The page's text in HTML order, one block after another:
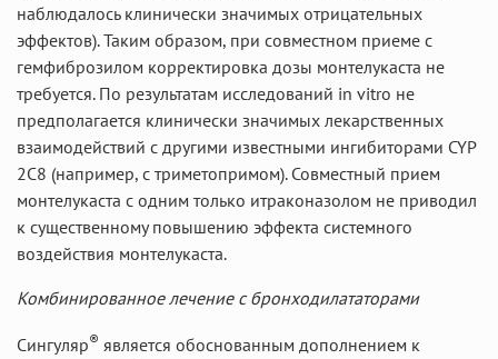
наблюдалось клинически значимых отрицательных
эффектов). Таким образом, при совместном приеме с
гемфиброзилом корректировка дозы монтелукаста не
требуется. По результатам исследований in vitro не
предполагается клинически значимых лекарственных
взаимодействий с другими известными ингибиторами CYP
2C8 (например, с триметопримом). Совместный прием
монтелукаста с одним только итраконазолом не приводил
к существенному повышению эффекта системного
воздействия монтелукаста.
Комбинированное лечение с бронходилататорами
Сингуляр® является обоснованным дополнением к